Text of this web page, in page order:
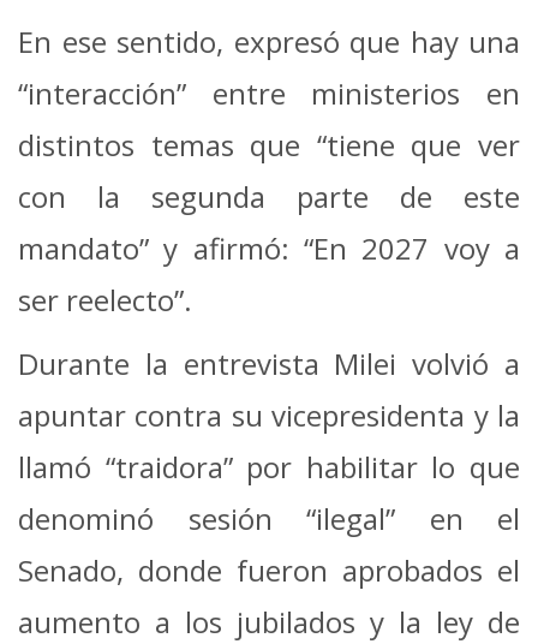
En ese sentido, expresó que hay una
“interacción” entre ministerios en
distintos temas que “tiene que ver
con la segunda parte de este
mandato” y afirmó: “En 2027 voy a
ser reelecto”.
Durante la entrevista Milei volvió a
apuntar contra su vicepresidenta y la
llamó “traidora” por habilitar lo que
denominó sesión “ilegal” en el
Senado, donde fueron aprobados el
aumento a los jubilados y la ley de